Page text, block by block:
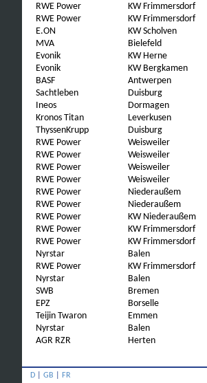
RWE Power
KW Frimmersdorf
RWE Power
KW Frimmersdorf
E.ON
KW Scholven
MVA
Bielefeld
Evonik
KW Herne
Evonik
KW Bergkamen
BASF
Antwerpen
Sachtleben
Duisburg
Ineos
Dormagen
Kronos Titan
Leverkusen
ThyssenKrupp
Duisburg
RWE Power
Weisweiler
RWE Power
Weisweiler
RWE Power
Weisweiler
RWE Power
Weisweiler
RWE Power
Niederaußem
RWE Power
Niederaußem
RWE Power
KW Niederaußem
RWE Power
KW Frimmersdorf
RWE Power
KW Frimmersdorf
Nyrstar
Balen
RWE Power
KW Frimmersdorf
Nyrstar
Balen
SWB
Bremen
EPZ
Borselle
Teijin Twaron
Emmen
Nyrstar
Balen
AGR RZR
Herten
D GB FR